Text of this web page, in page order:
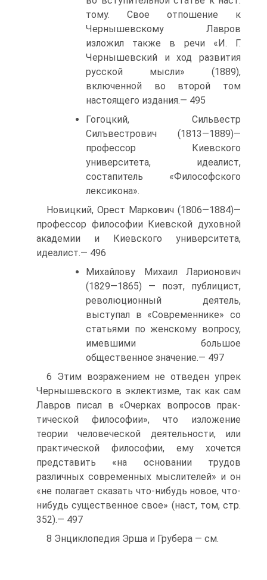
тому. Свое отпошение к
Чернышевскому Лавров
изложил также в речи «И. Г.
Чернышевский и ход развития
русской мысли» (1889),
включенной во второй том
настоящего издания.— 495
Гогоцкий, Сильвестр
Силъвестрович (1813—1889)—
профессор Киевского
университета, идеалист,
состапитель «Философского
лексикона».
Новицкий, Орест Маркович (1806—1884)—
профессор философии Киевской духовной
академии и Киевского университета,
идеалист.— 496
Михайлову Михаил Ларионович
(1829—1865) — поэт, публицист,
революционный деятель,
выступал в «Современнике» со
статьями по женскому вопросу,
имевшими большое
общественное значение.— 497
6 Этим возражением не отведен упрек
Чернышевского в эклектизме, так как сам
Лавров писал в «Очерках вопросов прак-
тической философии», что изложение
теории человеческой деятельности, или
практической философии, ему хочется
представить «на основании трудов
различных современных мыслителей» и он
«не полагает сказать что-нибудь новое, что-
нибудь существенное свое» (наст, том, стр.
352).— 497
8 Энциклопедия Эрша и Грубера — см.